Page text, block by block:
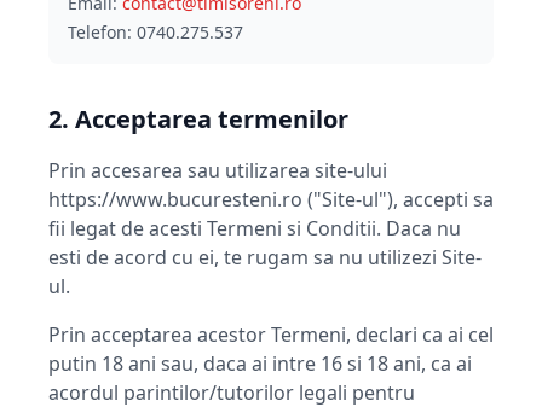
Telefon: 0740.275.537
2. Acceptarea termenilor
Prin accesarea sau utilizarea site-ului
https://www.bucuresteni.ro ("Site-ul"), accepti sa
fii legat de acesti Termeni si Conditii. Daca nu
esti de acord cu ei, te rugam sa nu utilizezi Site-
ul.
Prin acceptarea acestor Termeni, declari ca ai cel
putin 18 ani sau, daca ai intre 16 si 18 ani, ca ai
acordul parintilor/tutorilor legali pentru